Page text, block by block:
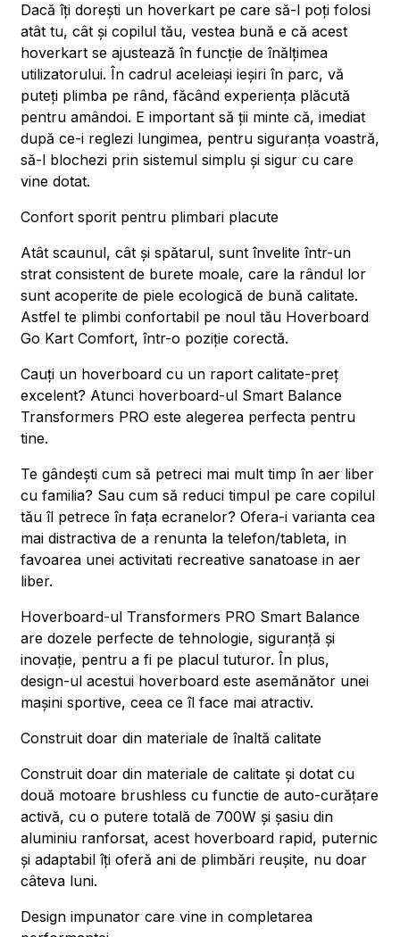
Dacă îți dorești un hoverkart pe care să-l poți folosi
atât tu, cât și copilul tău, vestea bună e că acest
hoverkart se ajustează în funcție de înălțimea
utilizatorului. În cadrul aceleiași ieșiri în parc, vă
puteți plimba pe rând, făcând experiența plăcută
pentru amândoi. E important să ții minte că, imediat
după ce-i reglezi lungimea, pentru siguranța voastră,
să-l blochezi prin sistemul simplu și sigur cu care
vine dotat.
Confort sporit pentru plimbari placute
Atât scaunul, cât și spătarul, sunt învelite într-un
strat consistent de burete moale, care la rândul lor
sunt acoperite de piele ecologică de bună calitate.
Astfel te plimbi confortabil pe noul tău Hoverboard
Go Kart Comfort, într-o poziție corectă.
Cauți un hoverboard cu un raport calitate-preț
excelent? Atunci hoverboard-ul Smart Balance
Transformers PRO este alegerea perfecta pentru
tine.
Te gândești cum să petreci mai mult timp în aer liber
cu familia? Sau cum să reduci timpul pe care copilul
tău îl petrece în fața ecranelor? Ofera-i varianta cea
mai distractiva de a renunta la telefon/tableta, in
favoarea unei activitati recreative sanatoase in aer
liber.
Hoverboard-ul Transformers PRO Smart Balance
are dozele perfecte de tehnologie, siguranță și
inovație, pentru a fi pe placul tuturor. În plus,
design-ul acestui hoverboard este asemănător unei
mașini sportive, ceea ce îl face mai atractiv.
Construit doar din materiale de înaltă calitate
Construit doar din materiale de calitate și dotat cu
două motoare brushless cu functie de auto-curățare
activă, cu o putere totală de 700W și șasiu din
aluminiu ranforsat, acest hoverboard rapid, puternic
și adaptabil îți oferă ani de plimbări reușite, nu doar
câteva luni.
Design impunator care vine in completarea